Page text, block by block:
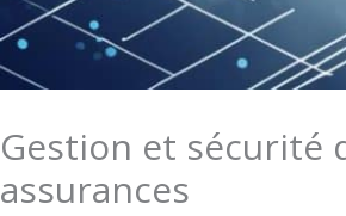
Gestion et sécurité
assurances